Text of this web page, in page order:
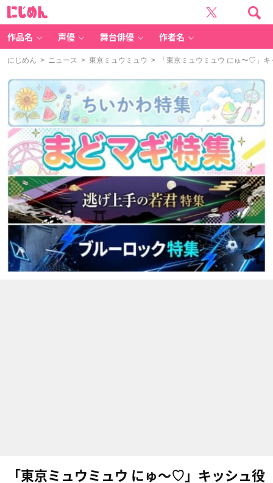
作品名 声優 舞台俳優 作者名
にじめん > ニュース > 東京ミュウミュウ > 「東京ミュウミュウ にゅ〜♡」キ
「東京ミュウミュウ にゅ〜♡」キッシュ役